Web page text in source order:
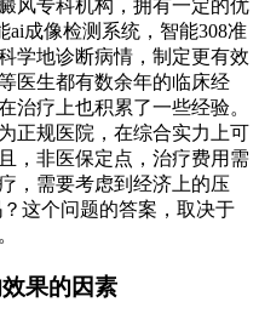
风专科机构，拥有一定的优
ai成像检测系统，智能308准
学地诊断病情，制定更有效
医生都有数余年的临床经
治疗上也积累了一些经验。
正规医院，在综合实力上可
，非医保定点，治疗费用需
，需要考虑到经济上的压
这个问题的答案，取决于
果的因素